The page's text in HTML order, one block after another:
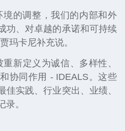
的调整，我们的内部和外
功、对卓越的承诺和可持续
玛卡尼补充说。
新定义为诚信、多样性、
协同作用 - IDEALS。这些
佳实践、行业突出、业绩、
。